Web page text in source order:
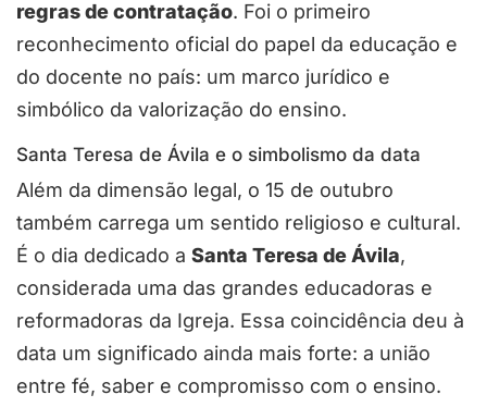
regras de contratação. Foi o primeiro
reconhecimento oficial do papel da educação e
do docente no país: um marco jurídico e
simbólico da valorização do ensino.
Santa Teresa de Ávila e o simbolismo da data
Além da dimensão legal, o 15 de outubro
também carrega um sentido religioso e cultural.
É o dia dedicado a Santa Teresa de Ávila,
considerada uma das grandes educadoras e
reformadoras da Igreja. Essa coincidência deu à
data um significado ainda mais forte: a união
entre fé, saber e compromisso com o ensino.